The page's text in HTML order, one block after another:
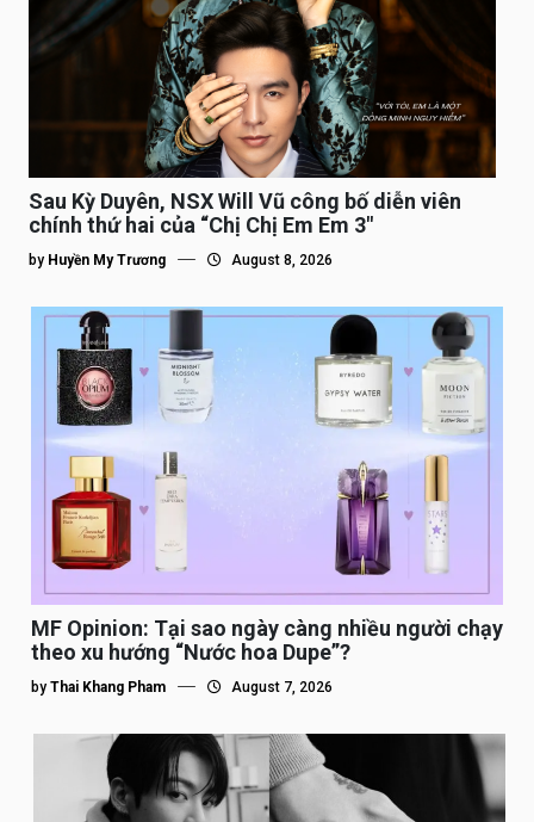
Sau Kỳ Duyên, NSX Will Vũ công bố diễn viên
chính thứ hai của “Chị Chị Em Em 3″
by Huyền My Trương August 8, 2026
MF Opinion: Tại sao ngày càng nhiều người chạy
theo xu hướng “Nước hoa Dupe”?
by Thai Khang Pham August 7, 2026